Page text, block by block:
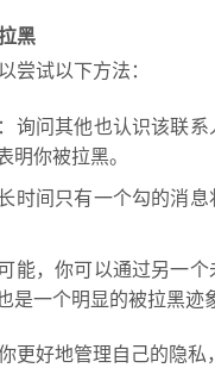
黑
尝试以下方法：
：询问其他也认识该联
明你被拉黑。
时间只有一个勾的消
能，你可以通过另一
是一个明显的被拉黑迹
更好地管理自己的隐